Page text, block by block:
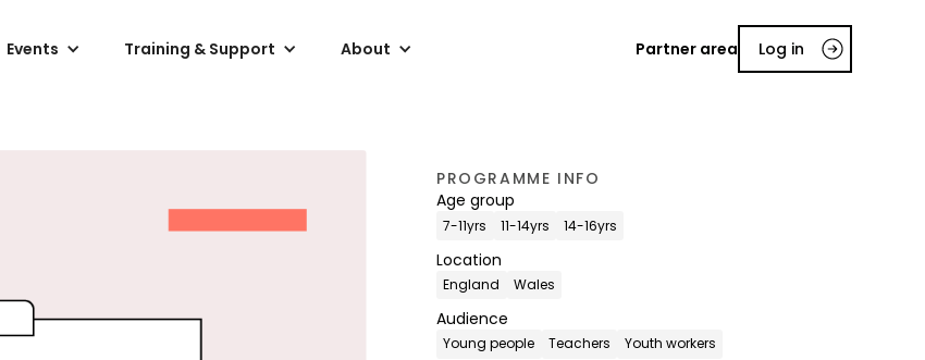
Events Training & Support About Partner area Log in
PROGRAMME INFO
Age group
7-11yrs 11-14yrs 14-16yrs
Location
England Wales
Audience
Young people Teachers Youth workers